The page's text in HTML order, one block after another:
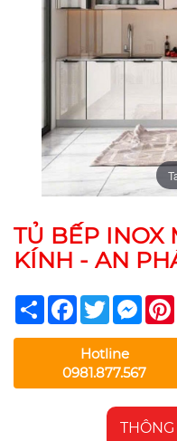
TỦ BẾP INOX
KÍNH - AN
Share Facebook
Twitter
Hotline
0981.877.567